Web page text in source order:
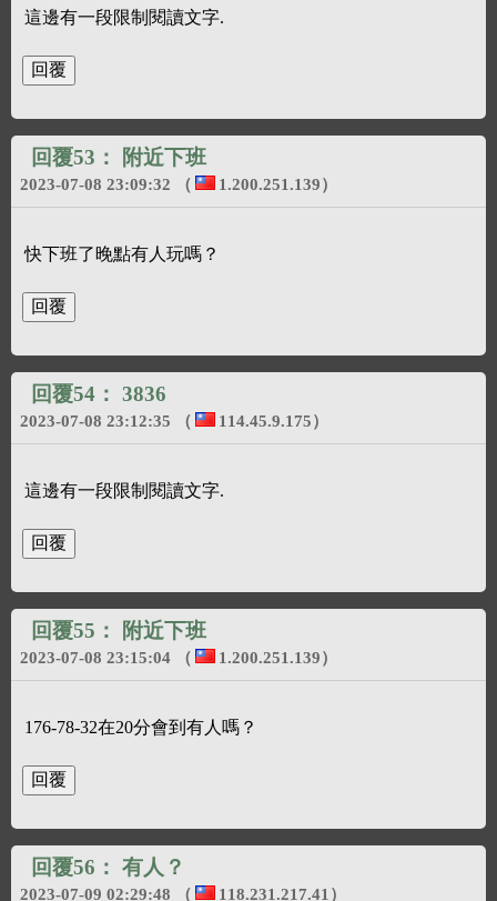
這邊有一段限制閱讀文字.
回覆53： 附近下班
2023-07-08 23:09:32 （ 1.200.251.139）
快下班了晚點有人玩嗎？
回覆54： 3836
2023-07-08 23:12:35 （ 114.45.9.175）
這邊有一段限制閱讀文字.
回覆55： 附近下班
2023-07-08 23:15:04 （ 1.200.251.139）
176-78-32在20分會到有人嗎？
回覆56： 有人？
2023-07-09 02:29:48 （ 118.231.217.41 ）